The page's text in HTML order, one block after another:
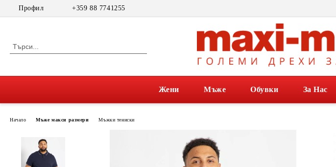
Профил +359 88 7741255
Жени Мъже Обувки За Нас
Начало Мъже макси размери Мъжки тениски